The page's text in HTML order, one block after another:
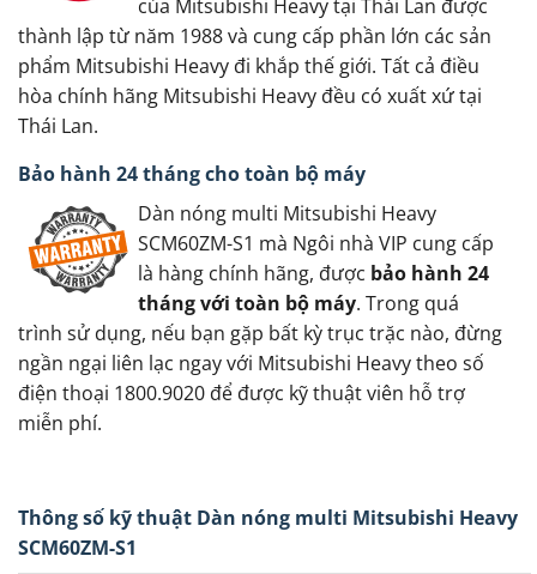
của Mitsubishi Heavy tại Thái Lan được
thành lập từ năm 1988 và cung cấp phần lớn các sản
phẩm Mitsubishi Heavy đi khắp thế giới. Tất cả điều
hòa chính hãng Mitsubishi Heavy đều có xuất xứ tại
Thái Lan.
Bảo hành 24 tháng cho toàn bộ máy
Dàn nóng multi Mitsubishi Heavy
SCM60ZM-S1 mà Ngôi nhà VIP cung cấp
là hàng chính hãng, được bảo hành 24
tháng với toàn bộ máy. Trong quá
trình sử dụng, nếu bạn gặp bất kỳ trục trặc nào, đừng
ngần ngại liên lạc ngay với Mitsubishi Heavy theo số
điện thoại 1800.9020 để được kỹ thuật viên hỗ trợ
miễn phí.
Thông số kỹ thuật Dàn nóng multi Mitsubishi Heavy
SCM60ZM-S1